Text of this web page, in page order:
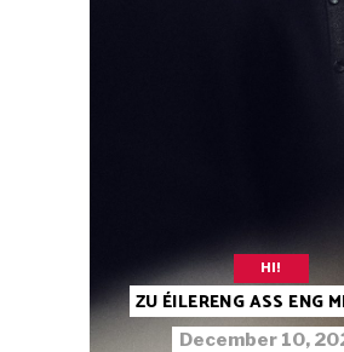
HI!
ZU ÉILERENG ASS ENG
December 10,